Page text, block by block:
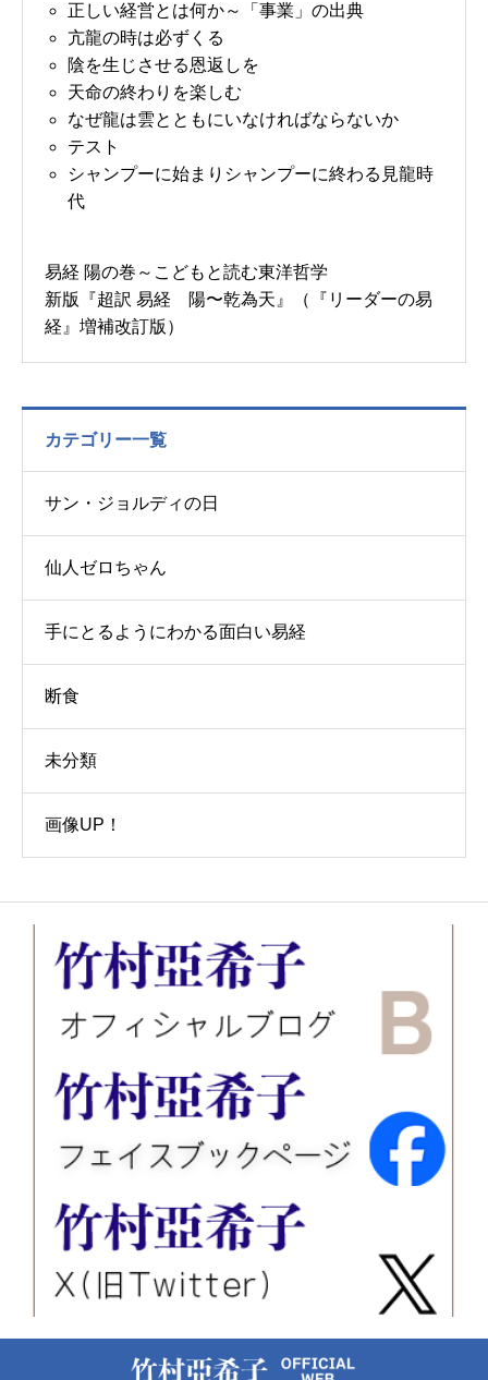
正しい経営とは何か～「事業」の出典
亢龍の時は必ずくる
陰を生じさせる恩返しを
天命の終わりを楽しむ
なぜ龍は雲とともにいなければならないか
テスト
シャンプーに始まりシャンプーに終わる見龍時
代
易経 陽の巻～こどもと読む東洋哲学
新版『超訳 易経 陽〜乾為天』（『リーダーの易
経』増補改訂版）
カテゴリー一覧
サン・ジョルディの日
仙人ゼロちゃん
手にとるようにわかる面白い易経
断食
未分類
画像UP！